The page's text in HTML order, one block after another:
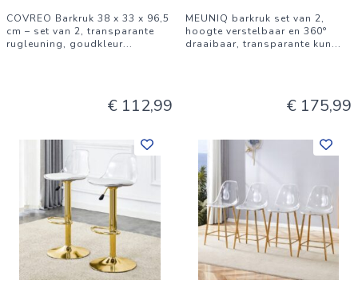
COVREO Barkruk 38 x 33 x 96,5
cm – set van 2, transparante
rugleuning, goudkleur...
€ 112,99
MEUNIQ barkruk set van 2,
hoogte verstelbaar en 360°
draaibaar, transparante kun...
€ 175,99